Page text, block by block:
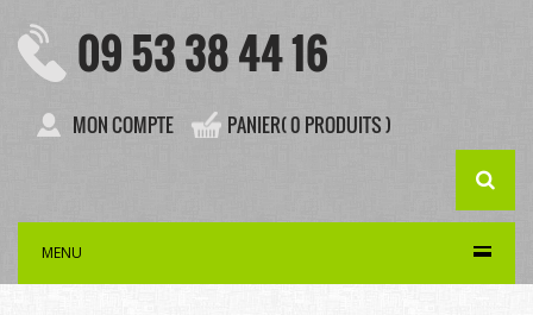
09 53 38 44 16
MON COMPTE PANIER( 0 PRODUITS )
MENU